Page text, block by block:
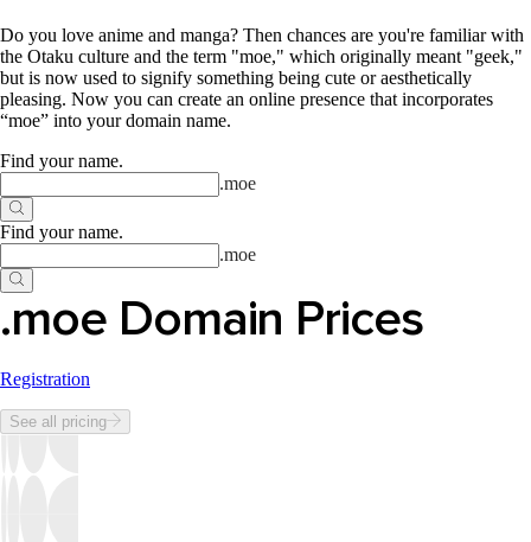
Do you love anime and manga? Then chances are you're familiar with
the Otaku culture and the term "moe," which originally meant "geek,"
but is now used to signify something being cute or aesthetically
pleasing. Now you can create an online presence that incorporates
“moe” into your domain name.
Find your name.
.moe
Find your name.
.moe
.moe Domain Prices
Registration
See all pricing